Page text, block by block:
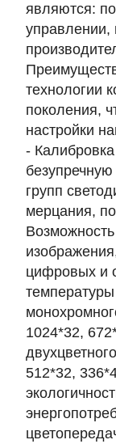
являются:
управлении,
технологии
поколения,
настройки
-
групп
мерцания,
цифровых и
1024*32,
512*32,